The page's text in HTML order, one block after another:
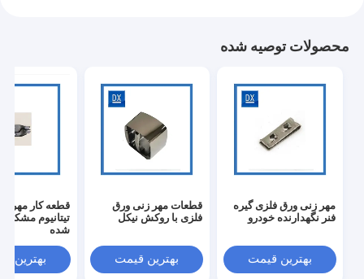
محصولات توصیه شده
مهر زنی ورق فلزی گیره
فنر نگهدارنده خودرو
بهترین قیمت
قطعات مهر زنی ورق
فلزی با روکش نیکل
بهترین قیمت
قطعه کار مهر
تیتانیوم مشکی
شده
بهترین